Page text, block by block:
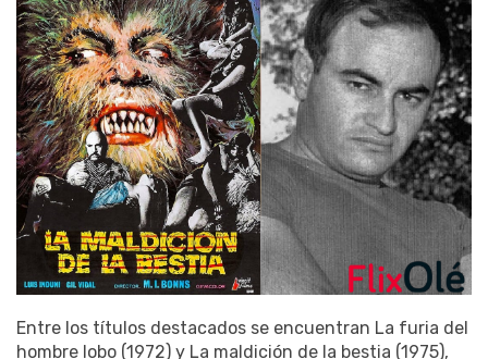
Entre los títulos destacados se encuentran La furia del
hombre lobo (1972) y La maldición de la bestia (1975),